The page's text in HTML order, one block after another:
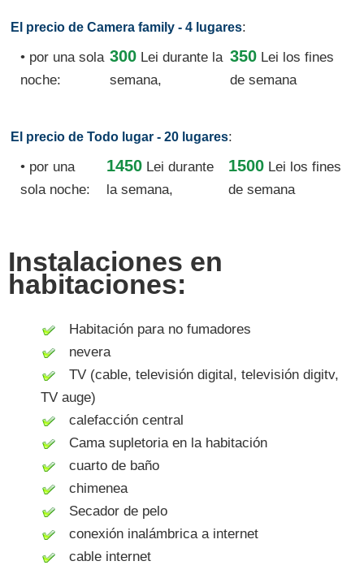
El precio de Camera family - 4 lugares:
• por una sola
noche:
300 Lei durante la
semana,
350 Lei los fines
de semana
El precio de Todo lugar - 20 lugares:
• por una
sola noche:
1450 Lei durante
la semana,
1500 Lei los fines
de semana
Instalaciones en
habitaciones:
Habitación para no fumadores
nevera
TV (cable, televisión digital, televisión digitv,
TV auge)
calefacción central
Cama supletoria en la habitación
cuarto de baño
chimenea
Secador de pelo
conexión inalámbrica a internet
cable internet